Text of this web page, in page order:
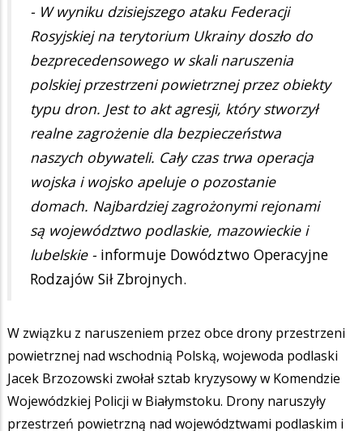
- W wyniku dzisiejszego ataku Federacji
Rosyjskiej na terytorium Ukrainy doszło do
bezprecedensowego w skali naruszenia
polskiej przestrzeni powietrznej przez obiekty
typu dron. Jest to akt agresji, który stworzył
realne zagrożenie dla bezpieczeństwa
naszych obywateli. Cały czas trwa operacja
wojska i wojsko apeluje o pozostanie
domach. Najbardziej zagrożonymi rejonami
są województwo podlaskie, mazowieckie i
lubelskie - informuje Dowództwo Operacyjne
Rodzajów Sił Zbrojnych.
W związku z naruszeniem przez obce drony przestrzeni
powietrznej nad wschodnią Polską, wojewoda podlaski
Jacek Brzozowski zwołał sztab kryzysowy w Komendzie
Wojewódzkiej Policji w Białymstoku. Drony naruszyły
przestrzeń powietrzną nad województwami podlaskim i